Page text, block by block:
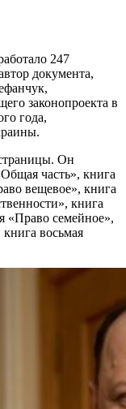
247
документа,
законопроекта в
года,
Он
часть», книга
вещевое», книга
книга
«Право семейное»,
восьмая